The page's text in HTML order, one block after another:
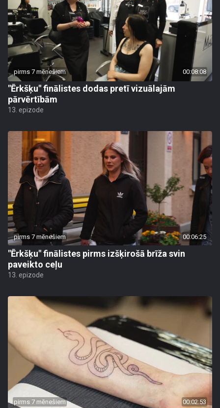
pirms 7 mēnešiem 00:08:08
"Ērkšķu" finālistes dodas pretī vizuālajām
pārvērtībām
13. epizode
pirms 7 mēnešiem 00:06:25
"Ērkšķu" finālistes pirms izšķirošā brīža svin
paveikto ceļu
13. epizode
pirms 7 mēnešiem 00:02:53